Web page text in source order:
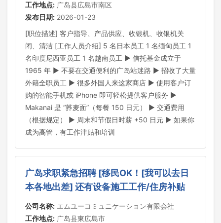
工作地点: 广岛县広島市南区
发布日期: 2026-01-23
[职位描述] 客户指导、产品供应、收银机、收银机关
闭、清洁 [工作人员介绍] 5 名日本员工 1 名缅甸员工 1
名印度尼西亚员工 1 名越南员工 ▶ 信托基金成立于
1965 年 ▶ 不要在交通便利的广岛站迷路 ▶ 招收了大量
外籍全职员工 ▶ 很多外国人来这家商店 ▶ 使用客户订
购的智能手机或 iPhone 即可轻松提供客户服务 ▶
Makanai 是 “荞麦面”（每餐 150 日元） ▶ 交通费用
（根据规定） ▶ 周末和节假日时薪 +50 日元 ▶ 如果你
成为高管，有工作津贴和培训
广岛求职紧急招聘 [移民OK！[我可以去日
本各地出差] 还有设备施工工作/住房补贴
公司名称: エムユーコミュニケーション有限会社
工作地点: 广岛县東広島市